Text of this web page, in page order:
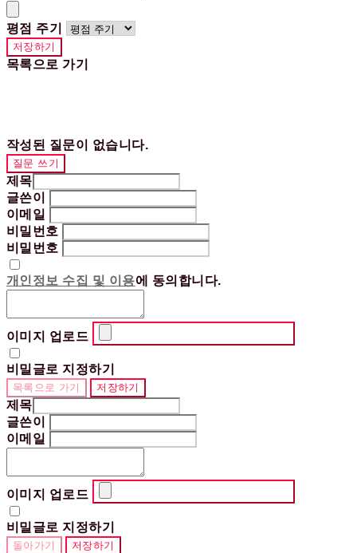
평점 주기
저장하기
목록으로 가기
작성된 질문이 없습니다.
질문 쓰기
제목
글쓴이
이메일
비밀번호
비밀번호
개인정보 수집 및 이용에 동의합니다.
이미지 업로드
비밀글로 지정하기
목록으로 가기 저장하기
제목
글쓴이
이메일
이미지 업로드
비밀글로 지정하기
돌아가기 저장하기